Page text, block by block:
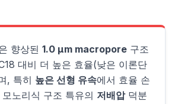
향상된 1.0 µm macropore구조
대비 더 높은 효율(낮은 이론단
, 특히 높은 선형 유속에서 효율 손
노리식 구조 특유의 저배압덕분